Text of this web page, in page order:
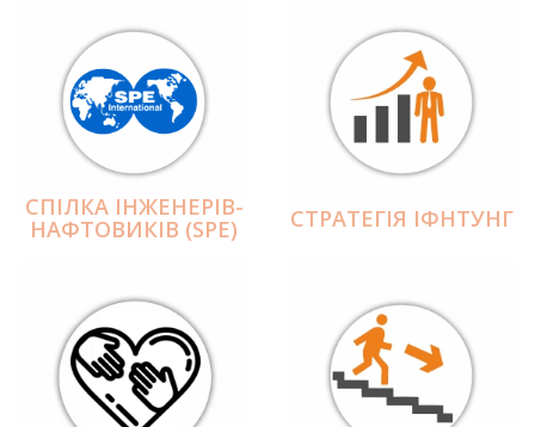
СПІЛКА ІНЖЕНЕРІВ-
НАФТОВИКІВ (SPE) СТРАТЕГІЯ ІФНТУНГ